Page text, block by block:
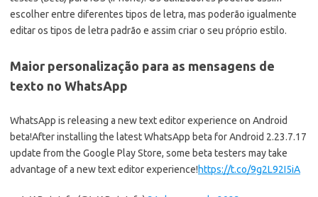
escolher entre diferentes tipos de letra, mas poderão igualmente
editar os tipos de letra padrão e assim criar o seu próprio estilo.
Maior personalização para as mensagens de
texto no WhatsApp
WhatsApp is releasing a new text editor experience on Android
beta!After installing the latest WhatsApp beta for Android 2.23.7.17
update from the Google Play Store, some beta testers may take
advantage of a new text editor experience!https://t.co/9g2L92I5iA